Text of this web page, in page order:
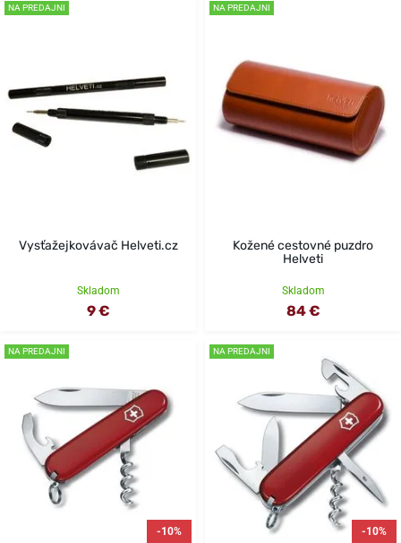
NA PREDAJNI
Vysťažejkovávač Helveti.cz
Skladom
9 €
NA PREDAJNI
Kožené cestovné puzdro
Helveti
Skladom
84 €
NA PREDAJNI
-10%
NA PREDAJNI
-10%